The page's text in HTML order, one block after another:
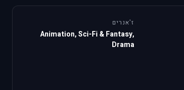
ז'אנרים
Animation, Sci-Fi & Fantasy,
Drama